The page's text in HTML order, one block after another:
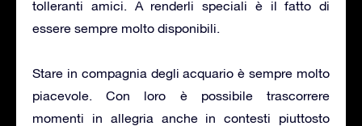
tolleranti amici. A renderli speciali è il fatto di
essere sempre molto disponibili.
Stare in compagnia degli acquario è sempre molto
piacevole. Con loro è possibile trascorrere
momenti in allegria anche in contesti piuttosto